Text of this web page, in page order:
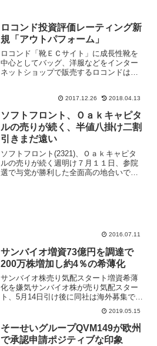
ロコンド投資評価レーティング新
規「アウトパフォーム」
ロコンド「靴ＥＣサイト」に成長性靴を
中心としてバッグ、洋服などをインター
ネットショップで販売するロコンドは
たが非上場時からのベンチャーキャピタ
ルが保有株を市場で売...
2017.12.26 2018.04.13
ソフトフロント、Ｏａｋキャピタ
ルの売りが続く、半値八掛け二割
引きまだ遠い
ソフトフロント(2321)、Ｏａｋキャピタ
ルの売りが続く週明け７月１１日、参院
選で与党が勝利した全面高の地合いで、
2016.07.11
サンバイオ増資73億円を調達で
200万株増加し約4％の希薄化
サンバイオ株売り気配スタート増資希薄
化を嫌気サンバイオ株が売り気配スター
ト、5月14日引け後に同社は海外募集で新
株を発行して約73億円の資金調達をする
と発表したことが、株価下落材料となっ
ている。午前9時08分時点で、売り注文が
買い注文を大幅...
2019.05.15
そーせいグループQVM149が欧州
で承認申請ポジティブな印象